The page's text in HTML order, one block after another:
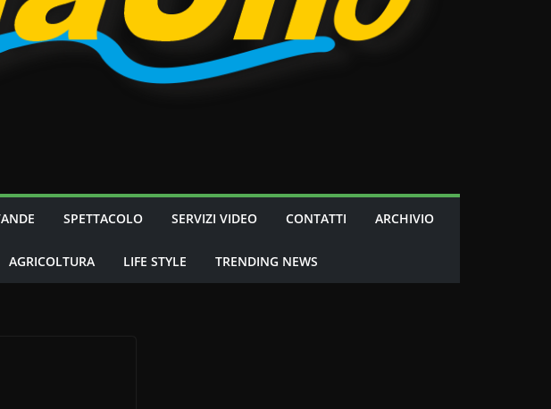
SPETTACOLO SERVIZI VIDEO CONTATTI ARCHIVIO
AGRICOLTURA LIFE STYLE TRENDING NEWS